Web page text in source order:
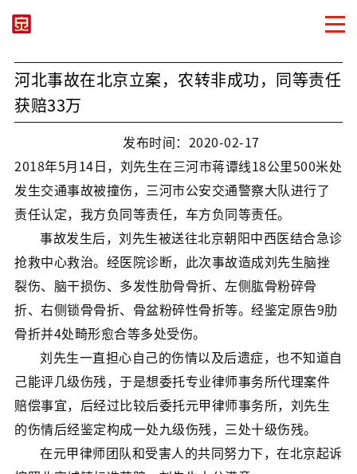
河北事故在北京立案，农转非成功，同等责任
获赔33万
发布时间：2020-02-17
2018年5月14日，刘先生在三河市蒋谭线18公里500米处
发生交通事故被撞伤，三河市公安交通警察大队进行了
责任认定，我方负同等责任，车方负同等责任。
事故发生后，刘先生被送往北京朝阳中西医结合急诊
抢救中心救治。经医院诊断，此次事故造成刘先生脑挫
裂伤、脑干损伤、多发性肋骨骨折、左侧肱骨粉碎骨
折、右侧锁骨骨折、骨盆粉碎性骨折等。经鉴定原告9肋
骨折并4处畸形愈合等多处受伤。
刘先生一直担心自己的伤情以及后遗症，也不知道自
己能评几级伤残，于是想委托专业律师事务所代理案件
赔偿事宜，后经过比较后委托元甲律师事务所，刘先生
的伤情后经鉴定构成一处九级伤残，三处十级伤残。
在元甲律师团队和受害人的共同努力下，在北京起诉